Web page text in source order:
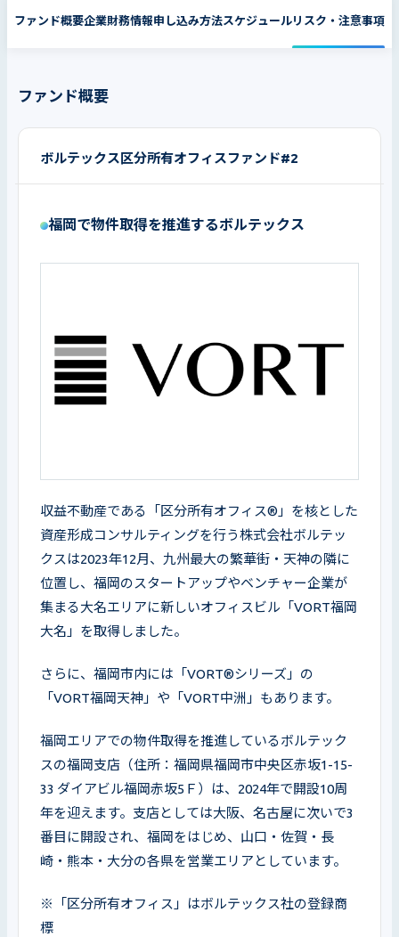
ファンド概要企業財務情報申し込み方法スケジュールリスク・注意事項
ファンド概要
ボルテックス区分所有オフィスファンド#2
福岡で物件取得を推進するボルテックス
収益不動産である「区分所有オフィス®」を核とした
資産形成コンサルティングを行う株式会社ボルテッ
クスは2023年12月、九州最大の繁華街・天神の隣に
位置し、福岡のスタートアップやベンチャー企業が
集まる大名エリアに新しいオフィスビル「VORT福岡
大名」を取得しました。
さらに、福岡市内には「VORT®シリーズ」の
「VORT福岡天神」や「VORT中洲」もあります。
福岡エリアでの物件取得を推進しているボルテック
スの福岡支店（住所：福岡県福岡市中央区赤坂1-15-
33 ダイアビル福岡赤坂5Ｆ）は、2024年で開設10周
年を迎えます。支店としては大阪、名古屋に次いで3
番目に開設され、福岡をはじめ、山口・佐賀・長
崎・熊本・大分の各県を営業エリアとしています。
※「区分所有オフィス」はボルテックス社の登録商
標